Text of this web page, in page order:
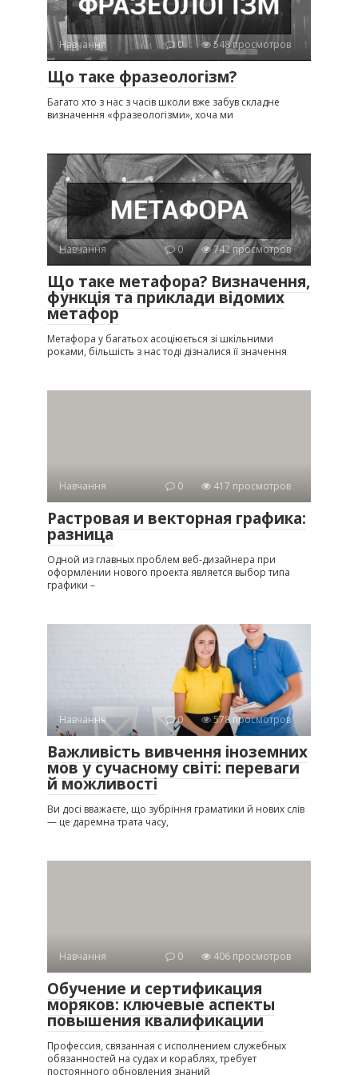
Навчання 0 548 просмотров
Що таке фразеологізм?
Багато хто з нас з часів школи вже забув складне
визначення «фразеологізми», хоча ми
Навчання 0 742 просмотров
Що таке метафора? Визначення,
функція та приклади відомих
метафор
Метафора у багатьох асоціюється зі шкільними
роками, більшість з нас тоді дізналися її значення
Навчання 0 417 просмотров
Растровая и векторная графика:
разница
Одной из главных проблем веб-дизайнера при
оформлении нового проекта является выбор типа
графики –
Навчання 0 578 просмотров
Важливість вивчення іноземних
мов у сучасному світі: переваги
й можливості
Ви досі вважаєте, що зубріння граматики й нових слів
— це даремна трата часу,
Навчання 0 406 просмотров
Обучение и сертификация
моряков: ключевые аспекты
повышения квалификации
Профессия, связанная с исполнением служебных
обязанностей на судах и кораблях, требует
постоянного обновления знаний